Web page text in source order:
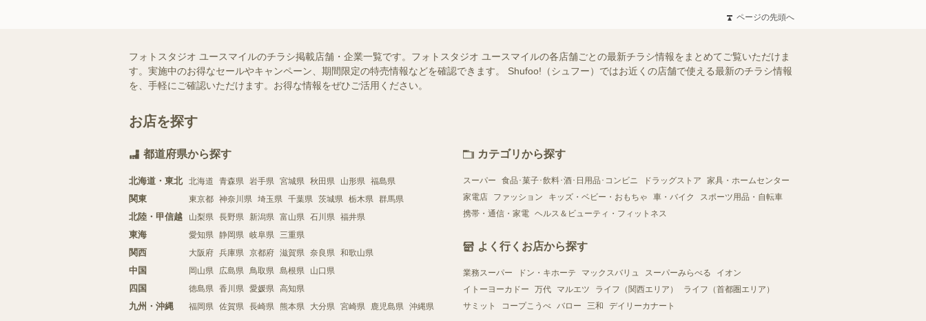
ページの先頭へ
フォトスタジオ ユースマイルのチラシ掲載店舗・企業一覧です。フォトスタジオ ユースマイルの各店舗ごとの最新チラシ情報をまとめてご覧いただけま
す。実施中のお得なセールやキャンペーン、期間限定の特売情報などを確認できます。 Shufoo!（シュフー）ではお近くの店舗で使える最新のチラシ情報
を、手軽にご確認いただけます。お得な情報をぜひご活用ください。
お店を探す
都道府県から探す
北海道・東北 北海道 青森県 岩手県 宮城県 秋田県 山形県 福島県
関東 東京都 神奈川県 埼玉県 千葉県 茨城県 栃木県 群馬県
北陸・甲信越 山梨県 長野県 新潟県 富山県 石川県 福井県
東海 愛知県 静岡県 岐阜県 三重県
関西 大阪府 兵庫県 京都府 滋賀県 奈良県 和歌山県
中国 岡山県 広島県 鳥取県 島根県 山口県
四国 徳島県 香川県 愛媛県 高知県
九州・沖縄 福岡県 佐賀県 長崎県 熊本県 大分県 宮崎県 鹿児島県 沖縄県
カテゴリから探す
スーパー 食品･菓子･飲料･酒･日用品･コンビニ ドラッグストア
家具・ホームセンター
家電店
ファッション キッズ・ベビー・おもちゃ 車・バイク
スポーツ用品・自転車
携帯・通信・家電 ヘルス＆ビューティ・フィットネス
よく行くお店から探す
業務スーパー ドン・キホーテ マックスバリュ スーパーみらべる
イオン
イトーヨーカドー
万代 マルエツ ライフ（関西エリア）
ライフ（首都圏エリア）
サミット
コープこうべ バロー 三和 デイリーカナート